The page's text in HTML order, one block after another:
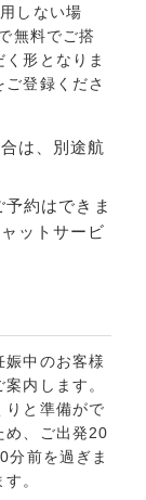
しない場
無料でご搭
形となりま
登録くださ
は、別途航
約はできま
ットサービ
娠中のお客様
内します。
りと準備がで
め、ご出発20
前を過ぎま
。